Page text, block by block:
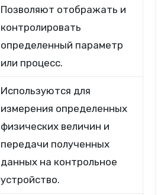
Позволяют отображать и
контролировать
определенный параметр
или процесс.
Используются для
измерения определенных
физических величин и
передачи полученных
данных на контрольное
устройство.